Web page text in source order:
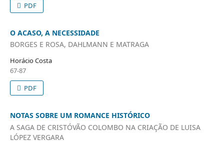
PDF
O ACASO, A NECESSIDADE
BORGES E ROSA, DAHLMANN E MATRAGA
Horácio Costa
67-87
PDF
NOTAS SOBRE UM ROMANCE HISTÓRICO
A SAGA DE CRISTÓVÃO COLOMBO NA CRIAÇÃO DE LUISA
LÓPEZ VERGARA